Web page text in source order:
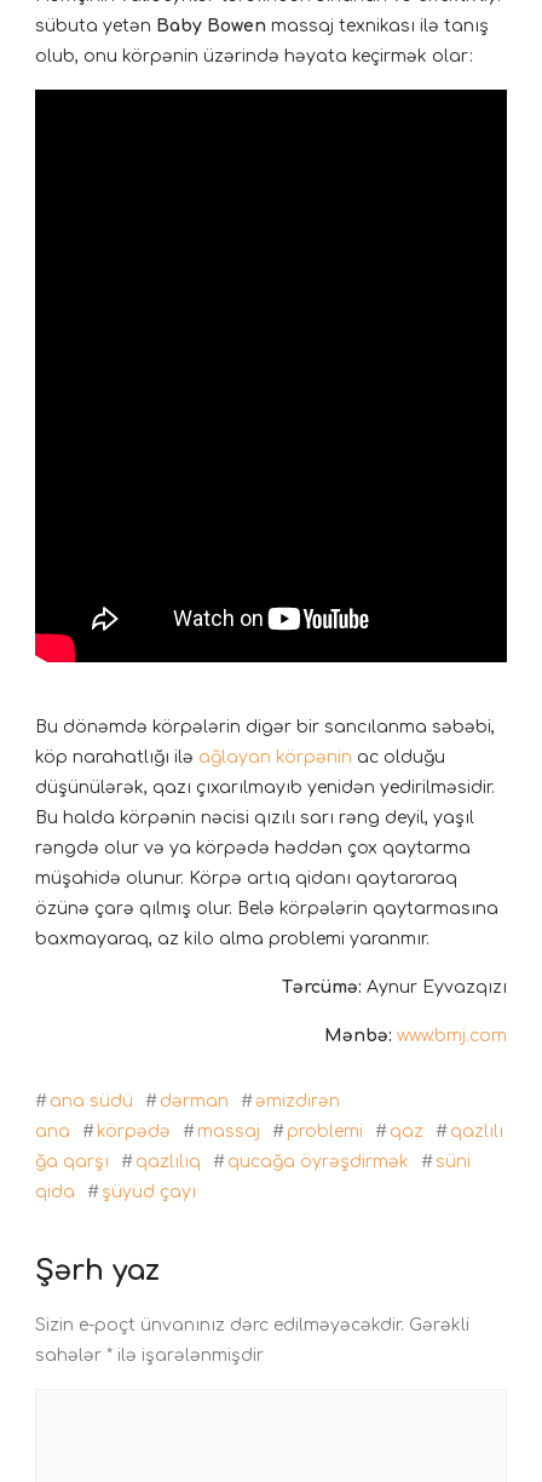
sübuta yetən Baby Bowen massaj texnikası ilə tanış
olub, onu körpənin üzərində həyata keçirmək olar:
Bu dönəmdə körpələrin digər bir sancılanma səbəbi,
köp narahatlığı ilə ağlayan körpənin ac olduğu
düşünülərək, qazı çıxarılmayıb yenidən yedirilməsidir.
Bu halda körpənin nəcisi qızılı sarı rəng deyil, yaşıl
rəngdə olur və ya körpədə həddən çox qaytarma
müşahidə olunur. Körpə artıq qidanı qaytararaq
özünə çarə qılmış olur. Belə körpələrin qaytarmasına
baxmayaraq, az kilo alma problemi yaranmır.
Tərcümə: Aynur Eyvazqızı
Mənbə: www.bmj.com
# ana südü # dərman #əmizdirən
ana
# körpədə # massaj # problemi # qaz # qazlılı
ğa qarşı
# qazlılıq # qucağa öyrəşdirmək # süni
qida
# şüyüd çayı
Şərh yaz
Sizin e-poçt ünvanınız dərc edilməyəcəkdir. Gərəkli
sahələr * ilə işarələnmişdir